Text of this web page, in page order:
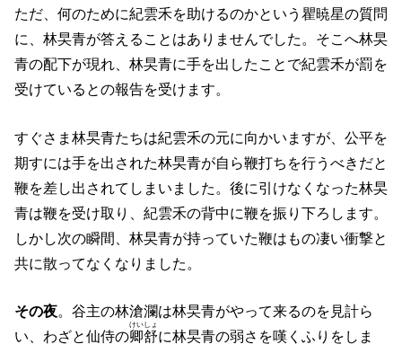
ただ、何のために紀雲禾を助けるのかという瞿暁星の質問
に、林旲青が答えることはありませんでした。そこへ林旲
青の配下が現れ、林旲青に手を出したことで紀雲禾が罰を
受けているとの報告を受けます。
すぐさま林旲青たちは紀雲禾の元に向かいますが、公平を
期すには手を出された林旲青が自ら鞭打ちを行うべきだと
鞭を差し出されてしまいました。後に引けなくなった林旲
青は鞭を受け取り、紀雲禾の背中に鞭を振り下ろします。
しかし次の瞬間、林旲青が持っていた鞭はもの凄い衝撃と
共に散ってなくなりました。
その夜。谷主の林滄瀾は林旲青がやって来るのを見計ら
い、わざと仙侍の卿舒
けいしょ
に林旲青の弱さを嘆くふりをしま